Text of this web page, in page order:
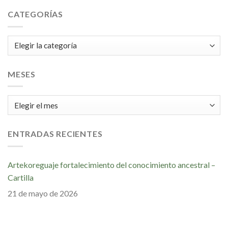
CATEGORÍAS
Categorías
MESES
Meses
ENTRADAS RECIENTES
Artekoreguaje fortalecimiento del conocimiento ancestral –
Cartilla
21 de mayo de 2026